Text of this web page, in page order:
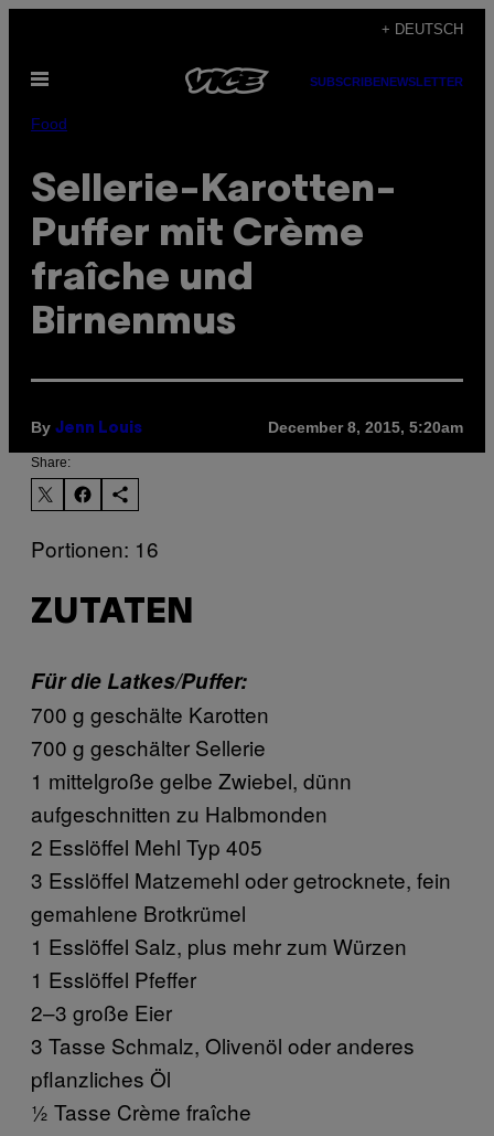
content
+ DEUTSCH
Open
SUBSCRIBENEWSLETTER
Food
Sellerie-Karotten-
Puffer mit Crème
fraîche und
Birnenmus
By Jenn Louis December 8, 2015, 5:20am
Share:
Portionen: 16
ZUTATEN
Für die Latkes/Puffer:
700 g geschälte Karotten
700 g geschälter Sellerie
1 mittelgroße gelbe Zwiebel, dünn
aufgeschnitten zu Halbmonden
2 Esslöffel Mehl Typ 405
3 Esslöffel Matzemehl oder getrocknete, fein
gemahlene Brotkrümel
1 Esslöffel Salz, plus mehr zum Würzen
1 Esslöffel Pfeffer
2–3 große Eier
3 Tasse Schmalz, Olivenöl oder anderes
pflanzliches Öl
½ Tasse Crème fraîche